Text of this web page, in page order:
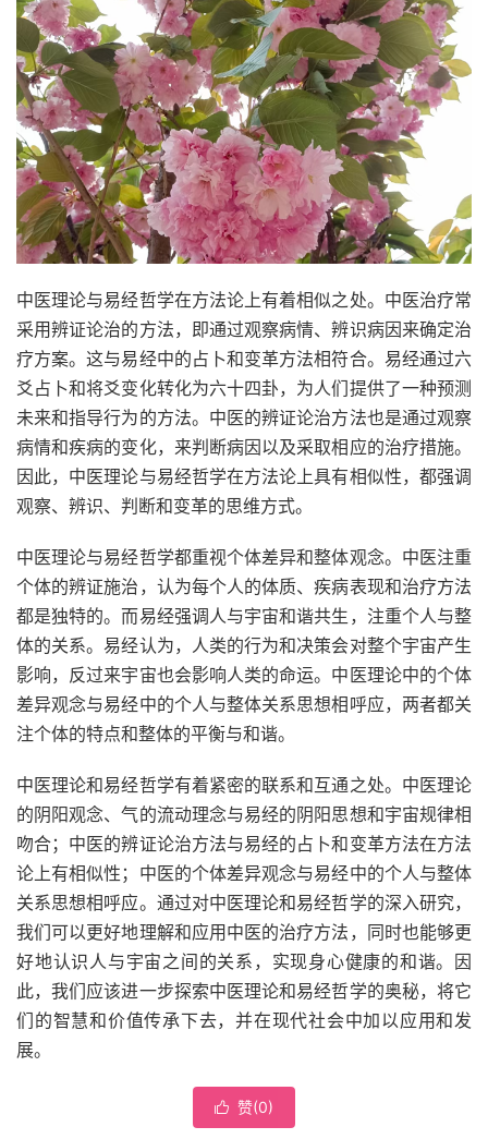
中医理论与易经哲学在方法论上有着相似之处。中医治疗常
采用辨证论治的方法，即通过观察病情、辨识病因来确定治
疗方案。这与易经中的占卜和变革方法相符合。易经通过六
爻占卜和将爻变化转化为六十四卦，为人们提供了一种预测
未来和指导行为的方法。中医的辨证论治方法也是通过观察
病情和疾病的变化，来判断病因以及采取相应的治疗措施。
因此，中医理论与易经哲学在方法论上具有相似性，都强调
观察、辨识、判断和变革的思维方式。
中医理论与易经哲学都重视个体差异和整体观念。中医注重
个体的辨证施治，认为每个人的体质、疾病表现和治疗方法
都是独特的。而易经强调人与宇宙和谐共生，注重个人与整
体的关系。易经认为，人类的行为和决策会对整个宇宙产生
影响，反过来宇宙也会影响人类的命运。中医理论中的个体
差异观念与易经中的个人与整体关系思想相呼应，两者都关
注个体的特点和整体的平衡与和谐。
中医理论和易经哲学有着紧密的联系和互通之处。中医理论
的阴阳观念、气的流动理念与易经的阴阳思想和宇宙规律相
吻合；中医的辨证论治方法与易经的占卜和变革方法在方法
论上有相似性；中医的个体差异观念与易经中的个人与整体
关系思想相呼应。通过对中医理论和易经哲学的深入研究，
我们可以更好地理解和应用中医的治疗方法，同时也能够更
好地认识人与宇宙之间的关系，实现身心健康的和谐。因
此，我们应该进一步探索中医理论和易经哲学的奥秘，将它
们的智慧和价值传承下去，并在现代社会中加以应用和发
展。
 赞(0)